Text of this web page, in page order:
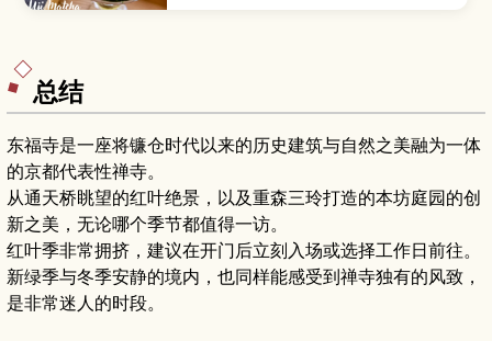
总结
东福寺是一座将镰仓时代以来的历史建筑与自然之美融为一体
的京都代表性禅寺。
从通天桥眺望的红叶绝景，以及重森三玲打造的本坊庭园的创
新之美，无论哪个季节都值得一访。
红叶季非常拥挤，建议在开门后立刻入场或选择工作日前往。
新绿季与冬季安静的境内，也同样能感受到禅寺独有的风致，
是非常迷人的时段。